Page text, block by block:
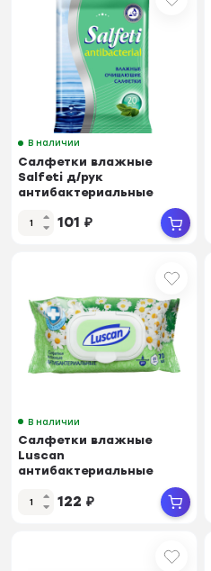
В наличии
Салфетки влажные
Salfeti д/рук
антибактериальные
101 ₽
В наличии
Салфетки влажные
Luscan
антибактериальные
122 ₽